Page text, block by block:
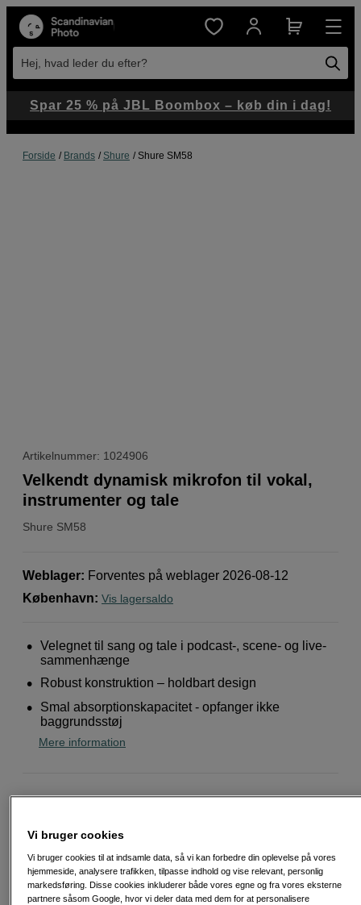
Hej, hvad leder du efter?
Forside Brands Shure Shure SM58
Artikelnummer: 1024906
Shure SM58
Velkendt dynamisk mikrofon til vokal,
instrumenter og tale
Weblager: Forventes på weblager 2026-08-12
København: Vis lagersaldo
Velegnet til sang og tale i podcast-, scene- og live-
sammenhænge
Robust konstruktion – holdbart design
Smal absorptionskapacitet - opfanger ikke
baggrundsstøj
Mere information
849 DKK
Antal
Spar 25 % på JBL Boombox – køb din i dag!
Vi bruger cookies
Vi bruger cookies til at indsamle data, så vi kan forbedre din oplevelse på vores
hjemmeside, analysere trafikken, tilpasse indhold og vise relevant, personlig
markedsføring. Disse cookies inkluderer både vores egne og fra vores eksterne
partnere såsom Google, hvor vi deler data med dem for at personalisere